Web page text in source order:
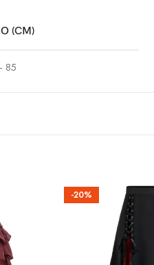
(CM)
85
95
105
110
-20%